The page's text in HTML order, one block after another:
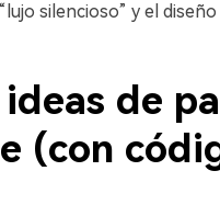
silencioso” y el
de
(con